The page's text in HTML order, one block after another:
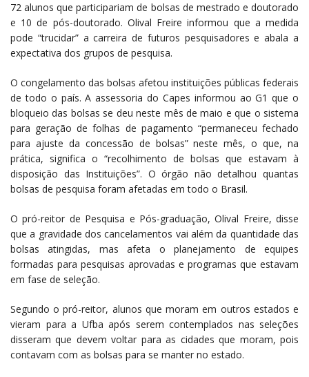
72 alunos que participariam de bolsas de mestrado e doutorado
e 10 de pós-doutorado. Olival Freire informou que a medida
pode “trucidar” a carreira de futuros pesquisadores e abala a
expectativa dos grupos de pesquisa.
O congelamento das bolsas afetou instituições públicas federais
de todo o país. A assessoria do Capes informou ao G1 que o
bloqueio das bolsas se deu neste mês de maio e que o sistema
para geração de folhas de pagamento “permaneceu fechado
para ajuste da concessão de bolsas” neste mês, o que, na
prática, significa o “recolhimento de bolsas que estavam à
disposição das Instituições”. O órgão não detalhou quantas
bolsas de pesquisa foram afetadas em todo o Brasil.
O pró-reitor de Pesquisa e Pós-graduação, Olival Freire, disse
que a gravidade dos cancelamentos vai além da quantidade das
bolsas atingidas, mas afeta o planejamento de equipes
formadas para pesquisas aprovadas e programas que estavam
em fase de seleção.
Segundo o pró-reitor, alunos que moram em outros estados e
vieram para a Ufba após serem contemplados nas seleções
disseram que devem voltar para as cidades que moram, pois
contavam com as bolsas para se manter no estado.